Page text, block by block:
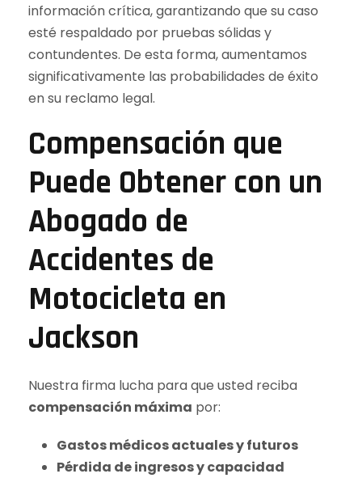
información crítica, garantizando que su caso
esté respaldado por pruebas sólidas y
contundentes. De esta forma, aumentamos
significativamente las probabilidades de éxito
en su reclamo legal.
Compensación que
Puede Obtener con un
Abogado de
Accidentes de
Motocicleta en
Jackson
Nuestra firma lucha para que usted reciba
compensación máxima por:
Gastos médicos actuales y futuros
Pérdida de ingresos y capacidad